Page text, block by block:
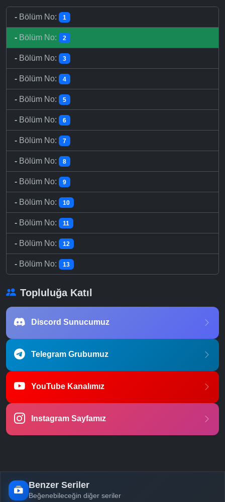
- Bölüm No: 1
- Bölüm No: 2
- Bölüm No: 3
- Bölüm No: 4
- Bölüm No: 5
- Bölüm No: 6
- Bölüm No: 7
- Bölüm No: 8
- Bölüm No: 9
- Bölüm No: 10
- Bölüm No: 11
- Bölüm No: 12
- Bölüm No: 13
Topluluğa Katıl
Discord Sunucumuz
Telegram Grubumuz
YouTube Kanalımız
Instagram Sayfamız
Benzer Seriler
Beğenebileceğin diğer seriler